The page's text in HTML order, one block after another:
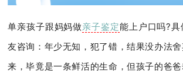
单亲孩子跟妈妈做亲子鉴定能上户口吗?
友咨询：年少无知，犯了错，结果没办法
来，毕竟是一条鲜活的生命，但孩子的爸